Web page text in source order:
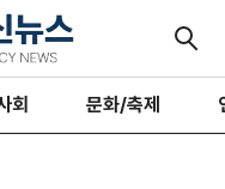
회 문화/축제